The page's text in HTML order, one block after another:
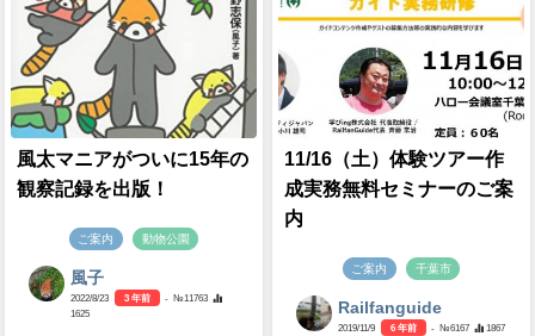
風太マニアがついに15年の
観察記録を出版！
ご案内 動物公園
風子
2022/8/23 3 年前
- №11763
1625
11/16（土）体験ツアー作
成実務無料セミナーのご案
内
ご案内 千葉市
Railfanguide
2019/11/9 6 年前 - №6167 1867